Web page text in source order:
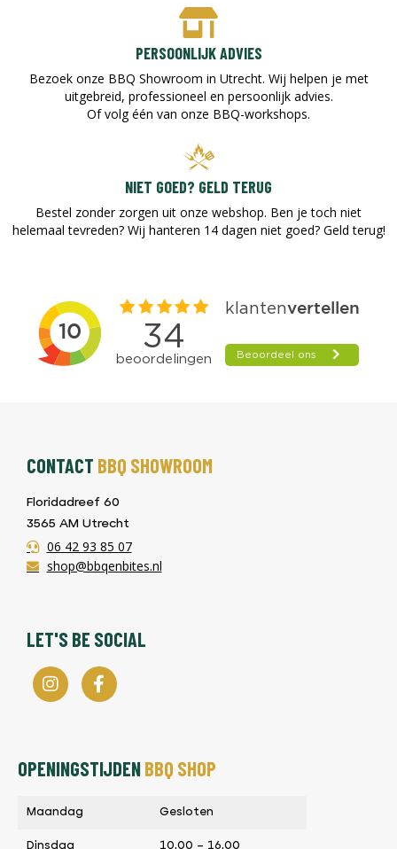
PERSOONLIJK ADVIES
Bezoek onze BBQ Showroom in Utrecht. Wij helpen je met
uitgebreid, professioneel en persoonlijk advies.
Of volg één van onze BBQ-workshops.
NIET GOED? GELD TERUG
Bestel zonder zorgen uit onze webshop. Ben je toch niet
helemaal tevreden? Wij hanteren 14 dagen niet goed? Geld terug!​
CONTACT BBQ SHOWROOM
Floridadreef 60
3565 AM Utrecht
06 42 93 85 07
shop@bbqenbites.nl
LET'S BE SOCIAL
OPENINGSTIJDENBBQ SHOP
Maandag Gesloten
Dinsdag 10.00 – 16.00